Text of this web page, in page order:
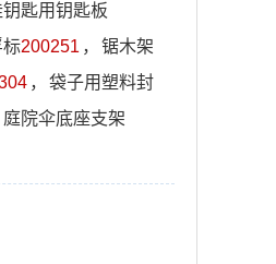
钥匙用钥匙板
标200251 ，
锯木架
，
袋子用塑料封
庭院伞底座支架